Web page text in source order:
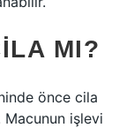
MI?
önce cila
Macunun işlevi